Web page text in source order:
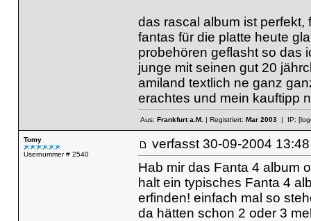
das rascal album ist
fantas für die platte heute
probehören geflasht so das
junge mit seinen gut 20
amiland textlich ne ganz
erachtes und mein kauftipp
Aus: Frankfurt a.M. | Registriert: Mar 2003| IP:
Tomy
Usernummer # 2540
verfasst 30-09-2004
Hab mir das Fanta 4 album
halt ein typisches Fanta 4
erfinden! einfach mal so
da hätten schon 2 oder 3